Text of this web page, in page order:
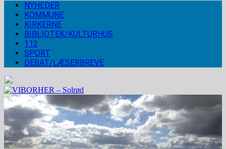
NYHEDER
KOMMUNE
KIRKERNE
BIBLIOTEK/KULTURHUS
112
SPORT
DEBAT/LÆSERBREVE